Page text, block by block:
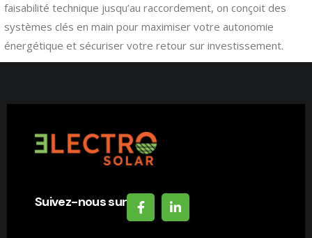
faisabilité technique jusqu’au raccordement, on conçoit des
systèmes clés en main pour maximiser votre autonomie
énergétique et sécuriser votre retour sur investissement.
Suivez-nous sur